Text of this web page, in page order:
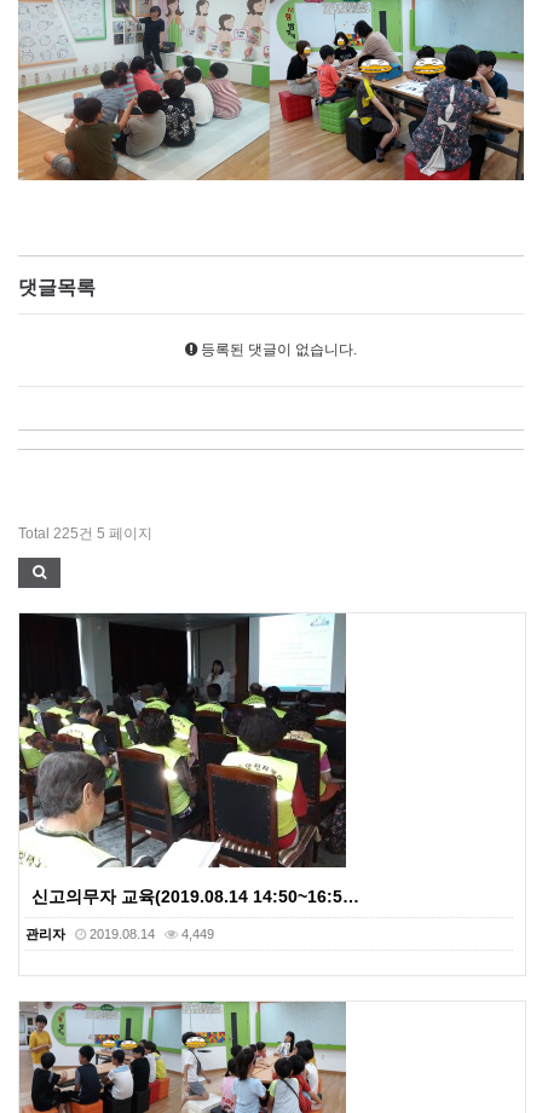
댓글목록
등록된 댓글이 없습니다.
Total 225건 5 페이지
신고의무자 교육(2019.08.14 14:50~16:5…
관리자 2019.08.14 4,449